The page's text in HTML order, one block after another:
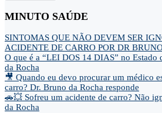
MINUTO SAÚDE
SINTOMAS QUE NÃO DEVEM SER
ACIDENTE DE CARRO POR DR
O que é a “LEI DOS 14 DIAS” no
da Rocha
🎥 Quando eu devo procurar um médico
carro? Dr. Bruno da Rocha responde
🚗💥 Sofreu um acidente de carro? Não
da Rocha